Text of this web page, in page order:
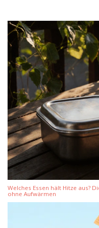
Welches Essen hält Hitze aus?
ohne Aufwärmen